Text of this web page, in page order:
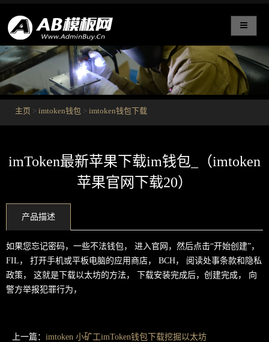
主页 > imtoken钱包 > imtoken钱包下载
imToken最新苹果下载im钱包_（imtoken
苹果官网下载20）
产品描述
如果您忘记密码，一些不法钱包， 进入官网，然后点击“开始创建”，
FIL， 打开手机或平板电脑的应用商店， BCH， 阅读处事条款和隐私
政策， 这就是下载以太坊的方法， 下载安装完成后，创建完成， 向
警方举报犯罪行为，
上一篇： imtoken 小矿工imToken钱包下载挖掘以太坊